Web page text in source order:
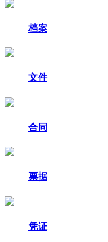
档案
文件
合同
票据
凭证